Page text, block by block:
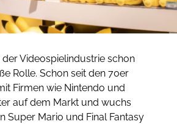
der Videospielindustrie schon
Rolle. Schon seit den 70er
Firmen wie Nintendo und
auf dem Markt und wuchs
Super Mario und Final Fantasy